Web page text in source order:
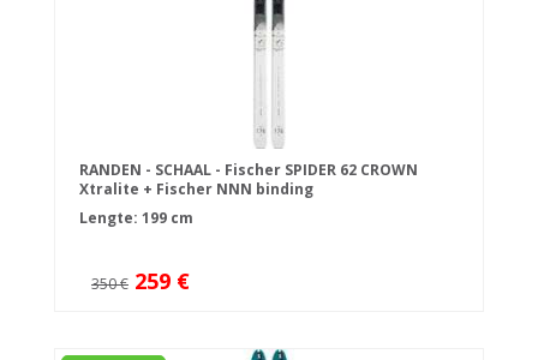
RANDEN - SCHAAL - Fischer SPIDER 62 CROWN
Xtralite + Fischer NNN binding
Lengte: 199 cm
350 € 259 €